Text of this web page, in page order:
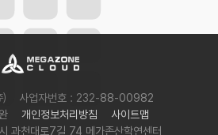
사업자번호 : 232-88-00982
개인정보처리방침
사이트맵
과천대로7길 74 메가존산학연센터